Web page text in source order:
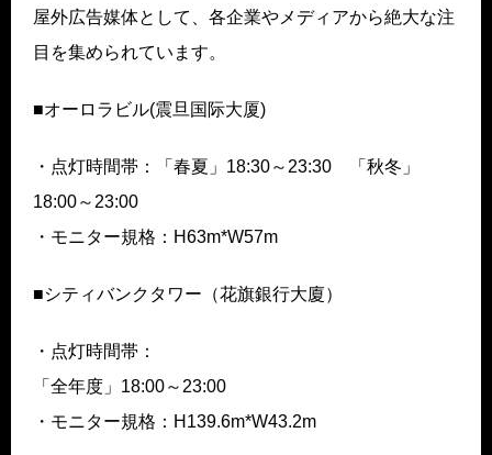
屋外広告媒体として、各企業やメディアから絶大な注
目を集められています。
■オーロラビル(震旦国际大厦)
・点灯時間帯：「春夏」18:30～23:30 「秋冬」
18:00～23:00
・モニター規格：H63m*W57m
■シティバンクタワー（花旗銀行大廈）
・点灯時間帯：
「全年度」18:00～23:00
・モニター規格：H139.6m*W43.2m